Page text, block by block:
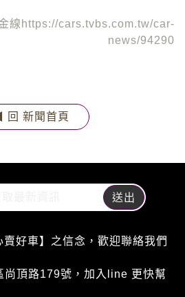
線https://cars.tvbs.com.tw/car-
news/94290
回 新聞首頁
好車】之信念，歡迎聯絡我們
尚頂路179號，加入line 更快幫